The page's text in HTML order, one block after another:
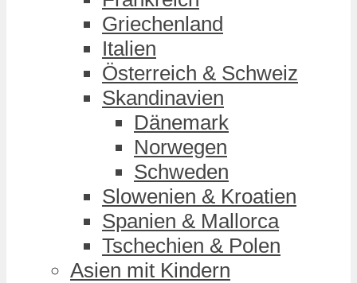
Griechenland
Italien
Österreich & Schweiz
Skandinavien
Dänemark
Norwegen
Schweden
Slowenien & Kroatien
Spanien & Mallorca
Tschechien & Polen
Asien mit Kindern